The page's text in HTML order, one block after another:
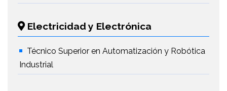
Electricidad y Electrónica
Técnico Superior en Automatización y Robótica
Industrial